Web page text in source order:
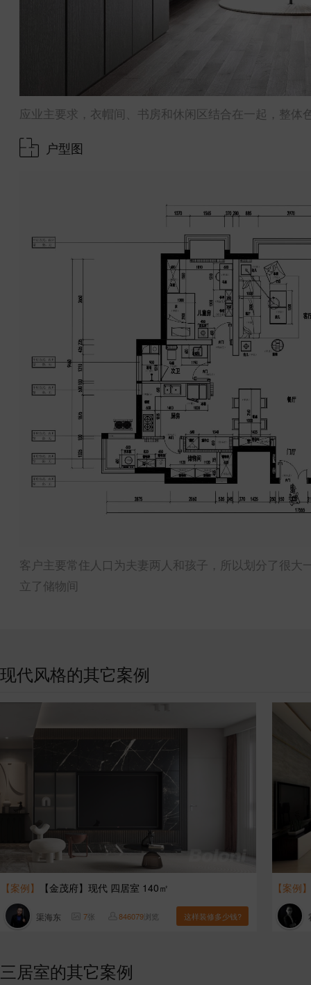
应业主要求，衣帽间、书房和休闲区结合在一起，整
户型图
客户主要常住人口为夫妻两人和孩子，所以划分了很
立了储物间
现代风格的其它案例
【案例】 【金茂府】现代 四居室 140㎡
渠海东 7张 846079浏览 这样装修多少钱?
【案例】
三居室的其它案例